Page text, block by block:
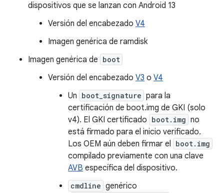
dispositivos que se lanzan con Android 13
Versión del encabezado V4
Imagen genérica de ramdisk
Imagen genérica de boot
Versión del encabezado V3 o V4
Un boot_signature para la
certificación de boot.img de GKI (solo
v4). El GKI certificado boot.img no
está firmado para el inicio verificado.
Los OEM aún deben firmar el boot.img
compilado previamente con una clave
AVB específica del dispositivo.
cmdline genérico